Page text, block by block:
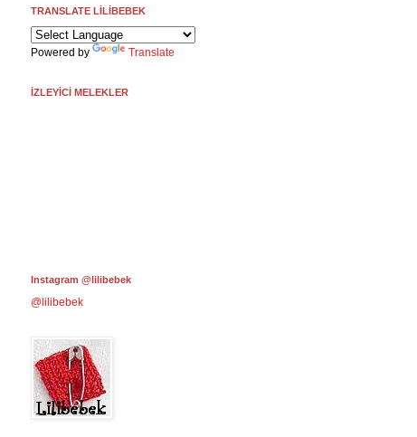
TRANSLATE LİLİBEBEK
Powered by Translate
İZLEYİCİ MELEKLER
Instagram @lilibebek
@lilibebek